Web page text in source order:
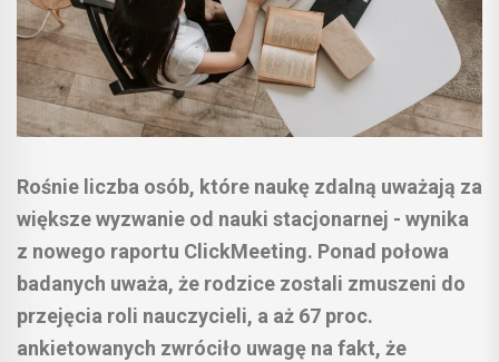
Rośnie liczba osób, które naukę zdalną uważają za
większe wyzwanie od nauki stacjonarnej - wynika
z nowego raportu ClickMeeting. Ponad połowa
badanych uważa, że rodzice zostali zmuszeni do
przejęcia roli nauczycieli, a aż 67 proc.
ankietowanych zwróciło uwagę na fakt, że